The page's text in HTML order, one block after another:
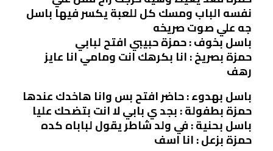
نفسه الباب ومسك كل للعبة يكسر فيها باسل
جه علي صوت صريخه
باسل بخوف : حمزة حبيبي افتح لبابي
حمزة بصريخ : انا بكرهك انت ومامي انا عايز
رهف
باسل بهدوء : حاضر افتح بس وانا هاخدك عندها
حمزة بطفولة : بجد ي بابي لا انت بتضحك عليا
باسل بحنية : في ولد شاطر يقول لباباه كده
حمزة بزعل : انا اسف